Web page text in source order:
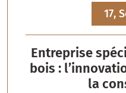
17,
Entreprise
bois :
la